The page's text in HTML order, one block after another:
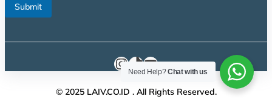
Submit
Instagram
TikTok
YouTube
© 2025 LAIV.CO.ID . All Rights Reserved.
Need Help?Chat with us